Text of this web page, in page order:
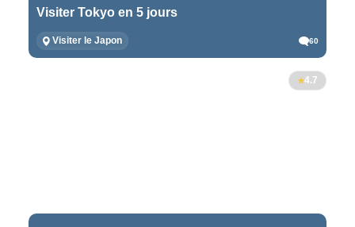
Visiter Tokyo en 5 jours
Visiter le Japon 60
4.7